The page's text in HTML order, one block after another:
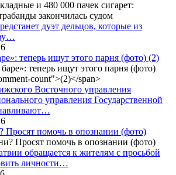
дуэт дельцов, которые из
теперь ищут этого парня (фото) (2)
Восточного управления
управления Государственной
Просят помочь в опознании (фото)
обращается к жителям с просьбой
личности…